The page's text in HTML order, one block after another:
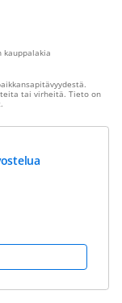
kauppalakia
tai virheitä. Tieto on